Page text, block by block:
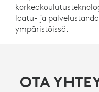
laatu- ja
ympäristöissä.
OTA